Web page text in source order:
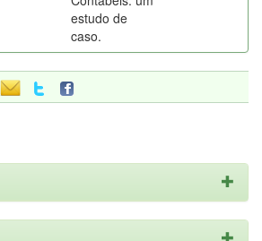
estudo de
caso.